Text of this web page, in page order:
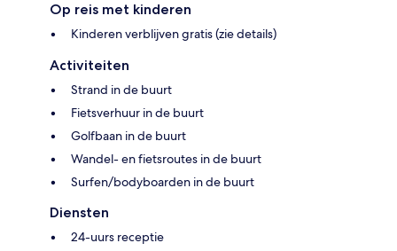
Op reis met kinderen
Kinderen verblijven gratis (zie details)
Activiteiten
Strand in de buurt
Fietsverhuur in de buurt
Golfbaan in de buurt
Wandel- en fietsroutes in de buurt
Surfen/bodyboarden in de buurt
Diensten
24-uurs receptie